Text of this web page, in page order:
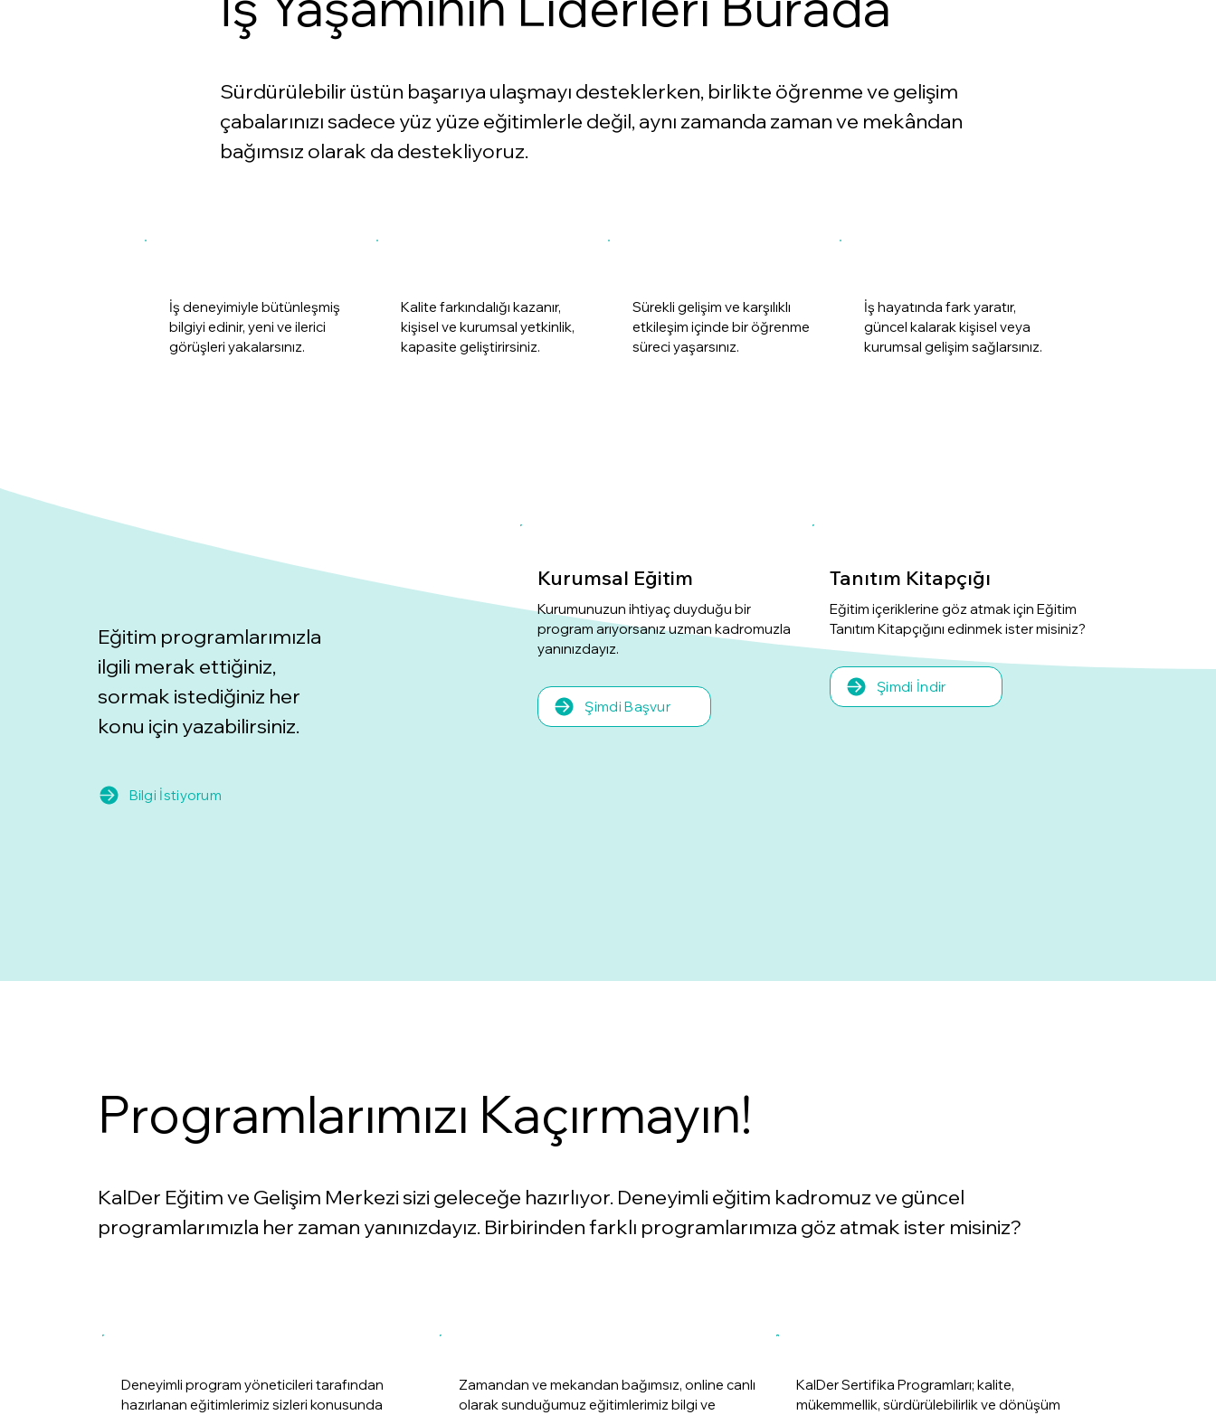
Sürdürülebilir üstün başarıya ulaşmayı desteklerken, birlikte öğrenme ve gelişim
çabalarınızı sadece yüz yüze eğitimlerle değil, aynı zamanda zaman ve mekândan
bağımsız olarak da destekliyoruz.
İş deneyimiyle bütünleşmiş
bilgiyi edinir, yeni ve ilerici
görüşleri yakalarsınız.
Kalite farkındalığı kazanır,
kişisel ve kurumsal yetkinlik,
kapasite geliştirirsiniz.
Sürekli gelişim ve karşılıklı
etkileşim içinde bir öğrenme
süreci yaşarsınız.
İş hayatında fark yaratır,
güncel kalarak kişisel veya
kurumsal gelişim sağlarsınız.
Eğitim programlarımızla
ilgili merak ettiğiniz,
sormak istediğiniz her
konu için yazabilirsiniz.
Bilgi İstiyorum
Tanıtım Kitapçığı
Eğitim içeriklerine göz atmak için Eğitim
Tanıtım Kitapçığını edinmek ister misiniz?
Şimdi İndir
Kurumsal Eğitim
Kurumunuzun ihtiyaç duyduğu bir
program arıyorsanız uzman kadromuzla
yanınızdayız.
Şimdi Başvur
Programlarımızı Kaçırmayın!
KalDer Eğitim ve Gelişim Merkezi sizi geleceğe hazırlıyor. Deneyimli eğitim kadromuz ve güncel
programlarımızla her zaman yanınızdayız. Birbirinden farklı programlarımıza göz atmak ister misiniz?
KalDer Sertifika Programları; kalite,
mükemmellik, sürdürülebilirlik ve dönüşüm
Zamandan ve mekandan bağımsız, online canlı
olarak sunduğumuz eğitimlerimiz bilgi ve
Deneyimli program yöneticileri tarafından
hazırlanan eğitimlerimiz sizleri konusunda